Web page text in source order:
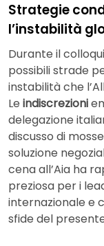
Strategie
l’instabilità
Durante il
possibili strade
instabilità che
Le indiscrezioni
delegazione
discusso di
soluzione
cena all’Aia ha
preziosa per i
internazionale e
sfide del